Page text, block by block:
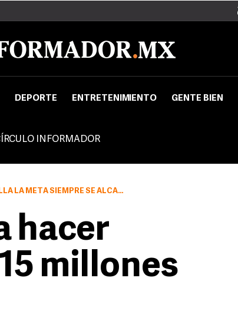
DEPORTE ENTRETENIMIENTO GENTE BIEN
INFORMADOR
LA META SIEMPRE SE ALCANZA
hacer
millones